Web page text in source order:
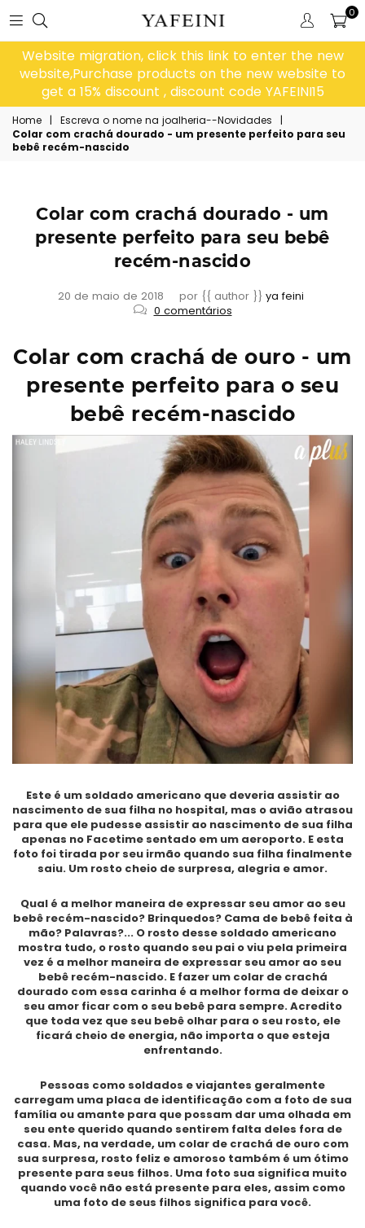
0
Website migration, click this link to enter the new
website,Purchase products on the new website to
get a 15% discount , discount code YAFEINI15
Home | Escreva o nome na joalheria--Novidades
|
Colar com crachá dourado - um presente perfeito para seu
bebê recém-nascido
Colar com crachá dourado - um
presente perfeito para seu bebê
recém-nascido
20 de maio de 2018 por {{ author }} ya feini
0 comentários
Colar com crachá de ouro - um
presente perfeito para o seu
bebê recém-nascido
Este é um soldado americano que deveria assistir ao
nascimento de sua filha no hospital, mas o avião atrasou
para que ele pudesse assistir ao nascimento de sua filha
apenas no Facetime sentado em um aeroporto. E esta
foto foi tirada por seu irmão quando sua filha finalmente
saiu. Um rosto cheio de surpresa, alegria e amor.
Qual ​​é a melhor maneira de expressar seu amor ao seu
bebê recém-nascido? Brinquedos? Cama de bebê feita à
mão? Palavras?... O rosto desse soldado americano
mostra tudo, o rosto quando seu pai o viu pela primeira
vez é a melhor maneira de expressar seu amor ao seu
bebê recém-nascido. E fazer um colar de crachá
dourado com essa carinha é a melhor forma de deixar o
seu amor ficar com o seu bebê para sempre. Acredito
que toda vez que seu bebê olhar para o seu rosto, ele
ficará cheio de energia, não importa o que esteja
enfrentando.
Pessoas como soldados e viajantes geralmente
carregam uma placa de identificação com a foto de sua
família ou amante para que possam dar uma olhada em
seu ente querido quando sentirem falta deles fora de
casa. Mas, na verdade, um colar de crachá de ouro com
sua surpresa, rosto feliz e amoroso também é um ótimo
presente para seus filhos. Uma foto sua significa muito
quando você não está presente para eles, assim como
uma foto de seus filhos significa para você.